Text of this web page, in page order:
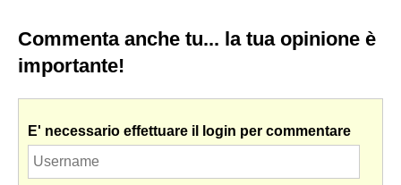
Commenta anche tu... la tua opinione è
importante!
E' necessario effettuare il login per commentare